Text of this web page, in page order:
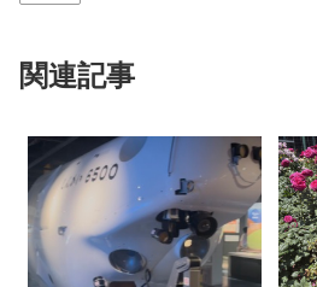
関連記事